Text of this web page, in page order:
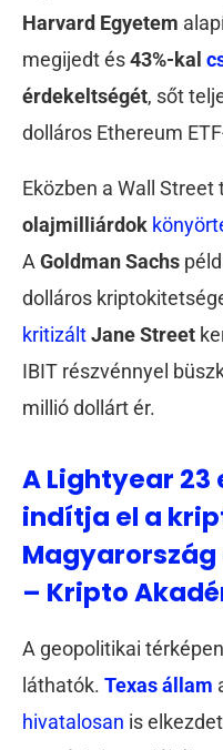
Harvard Egyetem
megijedt és43%-kal
érdekeltségét, sőt
dolláros Ethereum
Eközben a Wall
olajmilliárdok
A Goldman Sachs
dolláros
kritizáltJane Street
IBIT részvénnyel
millió dollárt ér.
A Lightyear
indítja el a
– Kripto
A geopolitikai
láthatók. Texas állam
hivatalosan is